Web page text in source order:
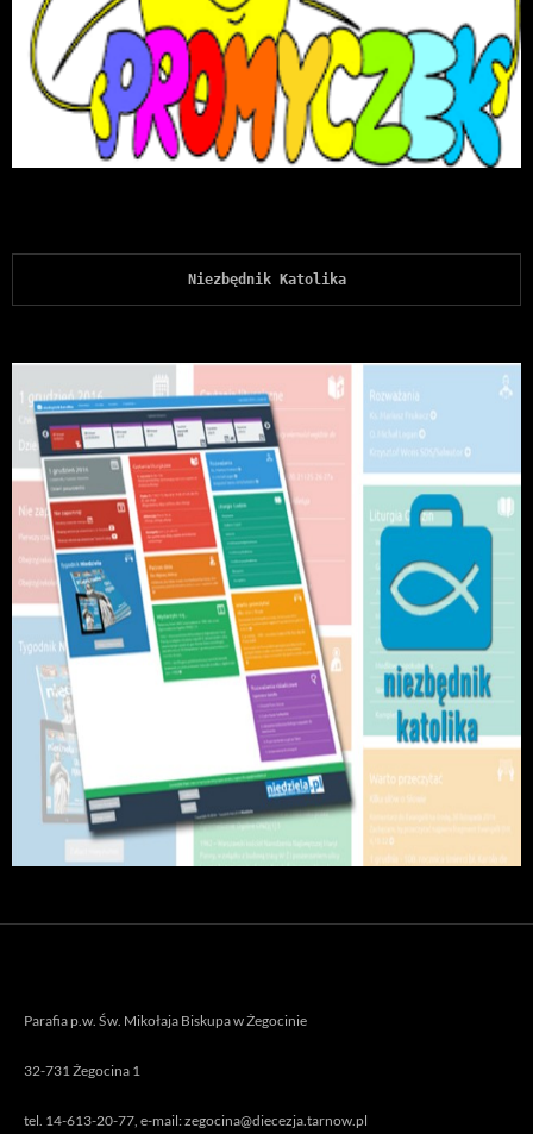
Niezbędnik Katolika
Parafia p.w. Św. Mikołaja Biskupa w Żegocinie
32-731 Żegocina 1
tel. 14-613-20-77, e-mail: zegocina@diecezja.tarnow.pl